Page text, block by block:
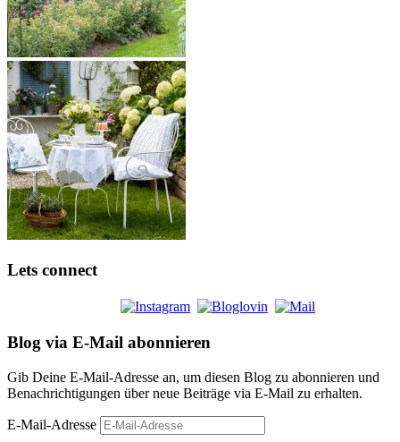
Lets connect
Blog via E-Mail abonnieren
Gib Deine E-Mail-Adresse an, um diesen Blog zu abonnieren und
Benachrichtigungen über neue Beiträge via E-Mail zu erhalten.
E-Mail-Adresse